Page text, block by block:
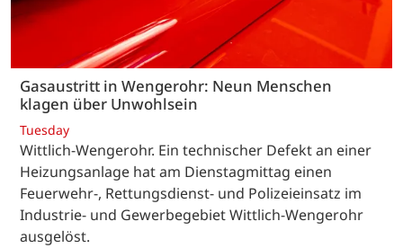
Gasaustritt in Wengerohr: Neun Menschen
klagen über Unwohlsein
Tuesday
Wittlich-Wengerohr. Ein technischer Defekt an einer
Heizungsanlage hat am Dienstagmittag einen
Feuerwehr-, Rettungsdienst- und Polizeieinsatz im
Industrie- und Gewerbegebiet Wittlich-Wengerohr
ausgelöst.